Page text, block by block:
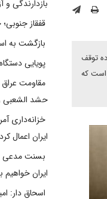
توقف
غنی‌سازی در سطوح بالا و نابودی ذخایر اورانیوم غنی‌شده است، اما غنی‌سازی در سطوح پایین را حق خود می‌داند. این موضع همانند مفاد توافق ۲۰۱۵ است که
بازدارندگی و
قفقاز
بازگشت به
پویایی
مقاومت عراق
حشد الشعبی
خزانه‌داری
ایران اعمال کرد
بسنت مدعی
ایران خواهیم
اسحاق دار: